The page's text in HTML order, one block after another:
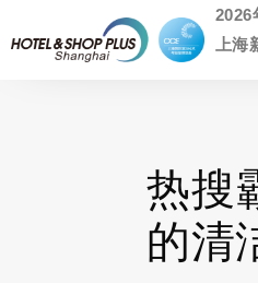
2026
上
热搜
的清